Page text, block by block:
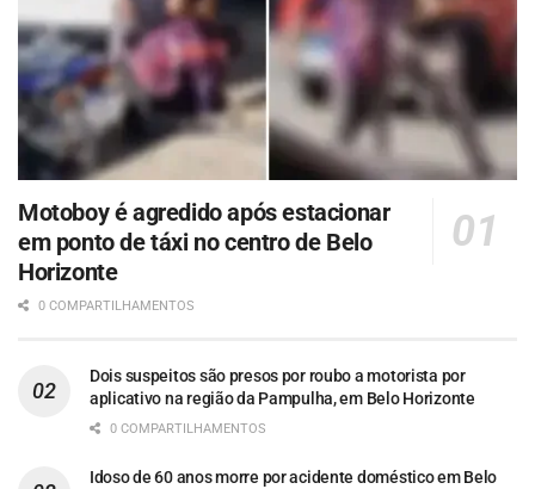
Motoboy é agredido após estacionar
em ponto de táxi no centro de Belo
Horizonte
0 COMPARTILHAMENTOS
Dois suspeitos são presos por roubo a motorista por
aplicativo na região da Pampulha, em Belo Horizonte
0 COMPARTILHAMENTOS
Idoso de 60 anos morre por acidente doméstico em Belo